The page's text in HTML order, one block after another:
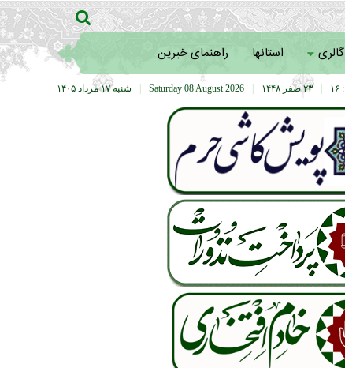
گالری استانها راهنمای خیرین
شنبه ۱۷ مرداد ۱۴۰۵ Saturday 08 August 2026 ۲۳ صفر ۱۴۴۸